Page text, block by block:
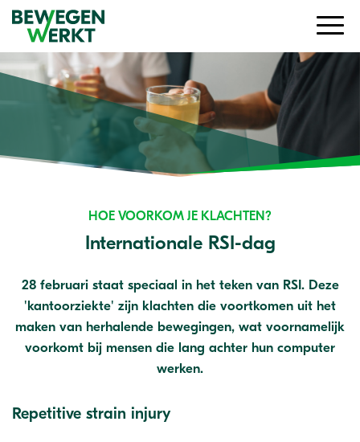
HOE VOORKOM JE KLACHTEN?
Internationale RSI-dag
28 februari staat speciaal in het teken van RSI. Deze
'kantoorziekte' zijn klachten die voortkomen uit het
maken van herhalende bewegingen, wat voornamelijk
voorkomt bij mensen die lang achter hun computer
werken.
Repetitive strain injury